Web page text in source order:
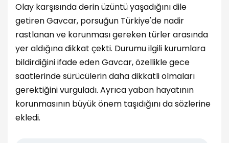
Olay karşısında derin üzüntü yaşadığını dile
getiren Gavcar, porsuğun Türkiye'de nadir
rastlanan ve korunması gereken türler arasında
yer aldığına dikkat çekti. Durumu ilgili kurumlara
bildirdiğini ifade eden Gavcar, özellikle gece
saatlerinde sürücülerin daha dikkatli olmaları
gerektiğini vurguladı. Ayrıca yaban hayatının
korunmasının büyük önem taşıdığını da sözlerine
ekledi.